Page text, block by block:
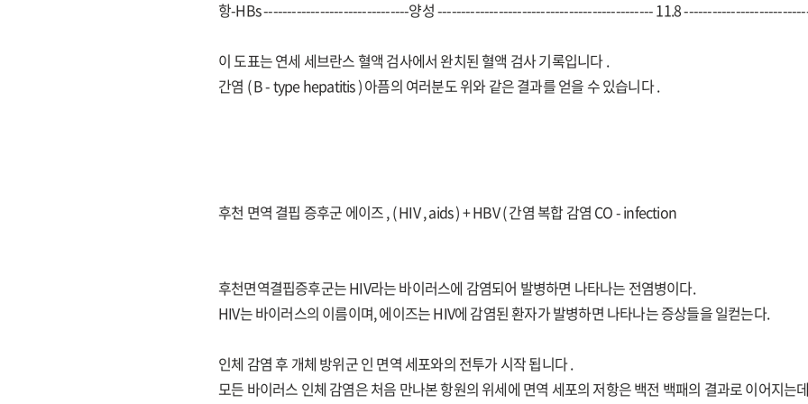
항-HBs -------------------------------양성 ---------------------------------------------- 11.8
이 도표는 연세 세브란스 혈액 검사에서 완치된 혈액 검사 기록입니다 .
간염 ( B - type hepatitis ) 아픔의 여러분도 위와 같은 결과를 얻을 수 있습니다 .
후천 면역 결핍 증후군 에이즈 , ( HIV , aids ) + HBV ( 간염 복합 감염 CO - infection
후천면역결핍증후군는 HIV라는 바이러스에 감염되어 발병하면 나타나는 전염병이다.
HIV는 바이러스의 이름이며, 에이즈는 HIV에 감염된 환자가 발병하면 나타나는 증상들을 일컫는다.
인체 감염 후 개체 방위군 인 면역 세포와의 전투가 시작 됩니다 .
모든 바이러스 인체 감염은 처음 만나본 항원의 위세에 면역 세포의 저항은 백전 백패의 결과로 이어지는